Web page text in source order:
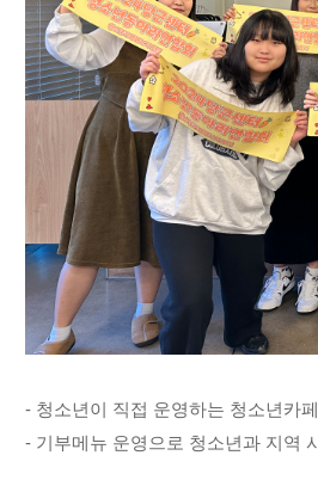
- 청소년이 직접 운영하는 청소년카페
- 기부메뉴 운영으로 청소년과 지역